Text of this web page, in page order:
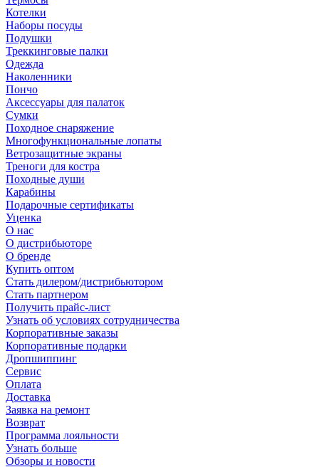
Котелки
Наборы посуды
Подушки
Треккинговые палки
Одежда
Наколенники
Пончо
Аксессуары для палаток
Сумки
Походное снаряжение
Многофункциональные лопаты
Ветрозащитные экраны
Треноги для костра
Походные души
Карабины
Подарочные сертификаты
Уценка
О нас
О дистрибьюторе
О бренде
Купить оптом
Стать дилером/дистрибьютором
Стать партнером
Получить прайс-лист
Узнать об условиях сотрудничества
Корпоративные заказы
Корпоративные подарки
Дропшиппинг
Сервис
Оплата
Доставка
Заявка на ремонт
Возврат
Программа лояльности
Узнать больше
Обзоры и новости